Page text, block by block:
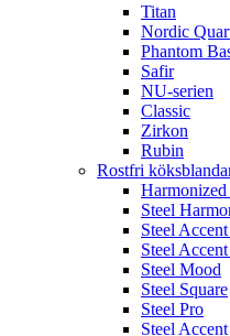
Titan
Nordic
Phantom
Safir
NU-serien
Classic
Zirkon
Rubin
Rostfri
Steel
Steel
Steel
Steel Mood
Steel Square
Steel Pro
Steel Accent